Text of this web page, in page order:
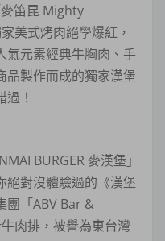
笛昆 Mighty
美式烤肉絕學爆紅，
氣元素經典牛胸肉、手
品製作而成的獨家漢堡
！
BURGER 麥漢堡」
絕對沒體驗過的《漢堡
團「ABV Bar &
肉排，被譽為東台灣